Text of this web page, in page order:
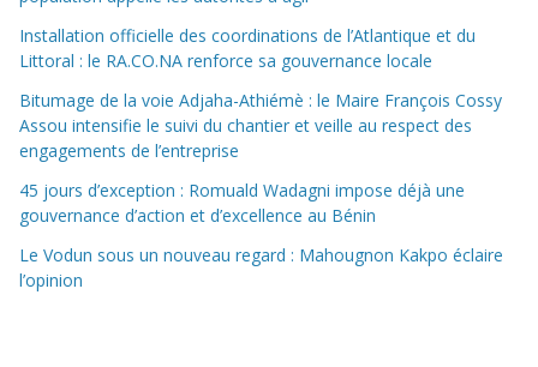
Installation officielle des coordinations de l’Atlantique et du
Littoral : le RA.CO.NA renforce sa gouvernance locale
Bitumage de la voie Adjaha-Athiémè : le Maire François Cossy
Assou intensifie le suivi du chantier et veille au respect des
engagements de l’entreprise
45 jours d’exception : Romuald Wadagni impose déjà une
gouvernance d’action et d’excellence au Bénin
Le Vodun sous un nouveau regard : Mahougnon Kakpo éclaire
l’opinion